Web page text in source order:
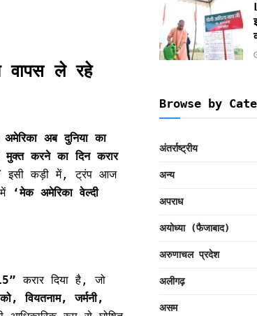
वापस ले रहे
अमेरिका अब दुनिया का
मुक्त करने का दिन करार
इसी कड़ी में, ट्रंप आज
‘मेक अमेरिका वेल्दी
करार दिया है, जो
वियतनाम, जर्मनी,
Browse by
अंतर्राष्ट्रीय
अन्य
अपराध
अयोध्या (फैजाबाद)
अरुणाचल प्रदेश
अलीगढ़
असम